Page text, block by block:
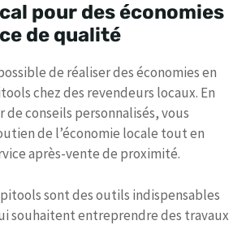
pour des économies
de qualité
de réaliser des économies en
chez des revendeurs locaux. En
conseils personnalisés, vous
de l’économie locale tout en
après-vente de proximité.
sont des outils indispensables
souhaitent entreprendre des travaux